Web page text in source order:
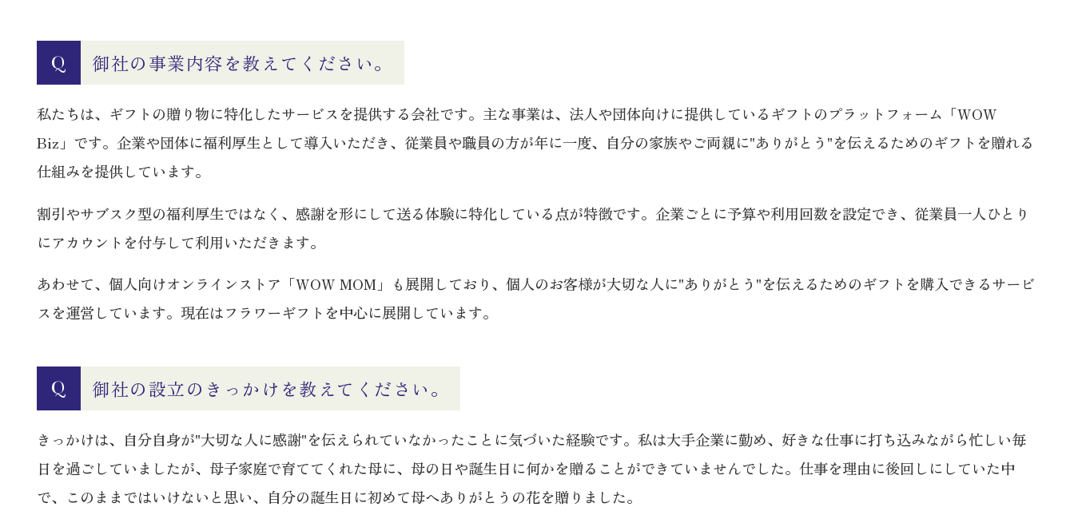
Q 御社の事業内容を教えてください。
私たちは、ギフトの贈り物に特化したサービスを提供する会社です。主な事業は、法人や団体向けに提供しているギフトのプラットフォーム「WOW
Biz」です。企業や団体に福利厚生として導入いただき、従業員や職員の方が年に一度、自分の家族やご両親に"ありがとう"を伝えるためのギフトを贈れる
仕組みを提供しています。
割引やサブスク型の福利厚生ではなく、感謝を形にして送る体験に特化している点が特徴です。企業ごとに予算や利用回数を設定でき、従業員一人ひとり
にアカウントを付与して利用いただきます。
あわせて、個人向けオンラインストア「WOW MOM」も展開しており、個人のお客様が大切な人に"ありがとう"を伝えるためのギフトを購入できるサービ
スを運営しています。現在はフラワーギフトを中心に展開しています。
Q 御社の設立のきっかけを教えてください。
きっかけは、自分自身が"大切な人に感謝"を伝えられていなかったことに気づいた経験です。私は大手企業に勤め、好きな仕事に打ち込みながら忙しい毎
日を過ごしていましたが、母子家庭で育ててくれた母に、母の日や誕生日に何かを贈ることができていませんでした。仕事を理由に後回しにしていた中
で、このままではいけないと思い、自分の誕生日に初めて母へありがとうの花を贈りました。